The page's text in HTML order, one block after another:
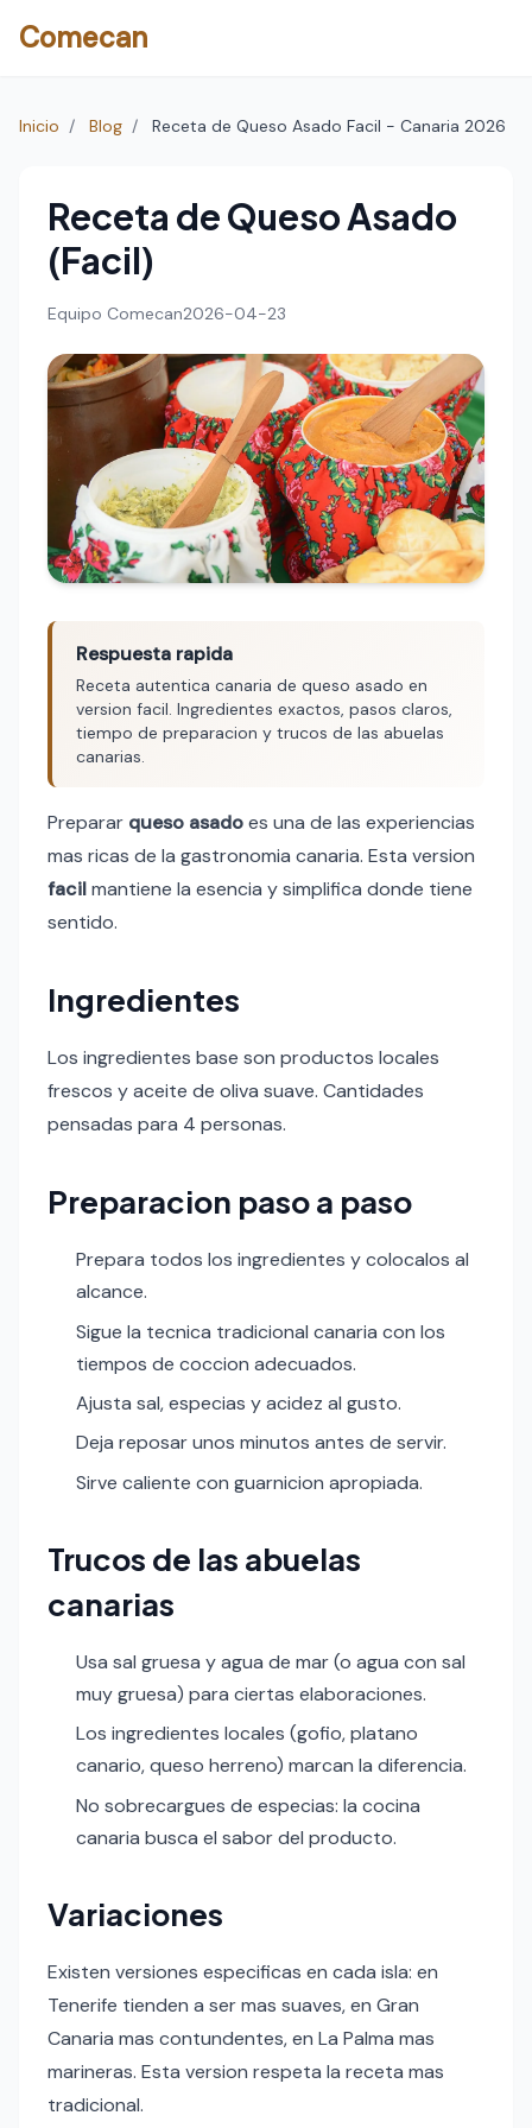
Comecan
Inicio / Blog / Receta de Queso Asado Facil - Canaria 2026
Receta de Queso Asado
(Facil)
Equipo Comecan2026-04-23
Respuesta rapida
Receta autentica canaria de queso asado en
version facil. Ingredientes exactos, pasos claros,
tiempo de preparacion y trucos de las abuelas
canarias.
Preparar queso asadoes una de las experiencias
mas ricas de la gastronomia canaria. Esta version
facilmantiene la esencia y simplifica donde tiene
sentido.
Ingredientes
Los ingredientes base son productos locales
frescos y aceite de oliva suave. Cantidades
pensadas para 4 personas.
Preparacion paso a paso
Prepara todos los ingredientes y colocalos al
alcance.
Sigue la tecnica tradicional canaria con los
tiempos de coccion adecuados.
Ajusta sal, especias y acidez al gusto.
Deja reposar unos minutos antes de servir.
Sirve caliente con guarnicion apropiada.
Trucos de las abuelas
canarias
Usa sal gruesa y agua de mar (o agua con sal
muy gruesa) para ciertas elaboraciones.
Los ingredientes locales (gofio, platano
canario, queso herreno) marcan la diferencia.
No sobrecargues de especias: la cocina
canaria busca el sabor del producto.
Variaciones
Existen versiones especificas en cada isla: en
Tenerife tienden a ser mas suaves, en Gran
Canaria mas contundentes, en La Palma mas
marineras. Esta version respeta la receta mas
tradicional.